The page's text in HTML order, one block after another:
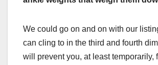
We could go on and on with our
can cling to in the third and fourth
will prevent you, at least temporarily,